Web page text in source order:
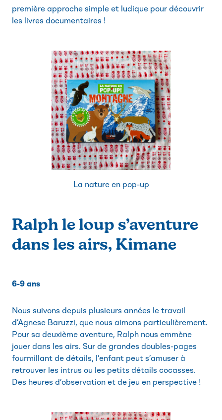
première approche simple et ludique pour découvrir
les livres documentaires !
La nature en pop-up
Ralph le loup s’aventure
dans les airs, Kimane
6-9 ans
Nous suivons depuis plusieurs années le travail
d’Agnese Baruzzi, que nous aimons particulièrement.
Pour sa deuxième aventure, Ralph nous emmène
jouer dans les airs. Sur de grandes doubles-pages
fourmillant de détails, l’enfant peut s’amuser à
retrouver les intrus ou les petits détails cocasses.
Des heures d’observation et de jeu en perspective !